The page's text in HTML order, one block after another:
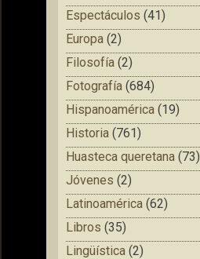
Espectáculos (41)
Europa (2)
Filosofía (2)
Fotografía (684)
Hispanoamérica (19)
Historia (761)
Huasteca queretana (73)
Jóvenes (2)
Latinoamérica (62)
Libros (35)
Lingüística (2)